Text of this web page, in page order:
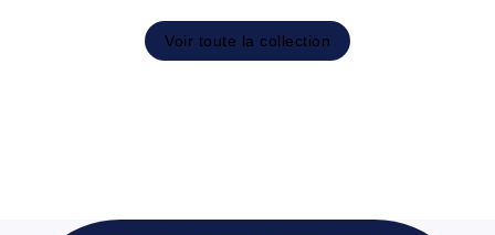
Voir toute la collection